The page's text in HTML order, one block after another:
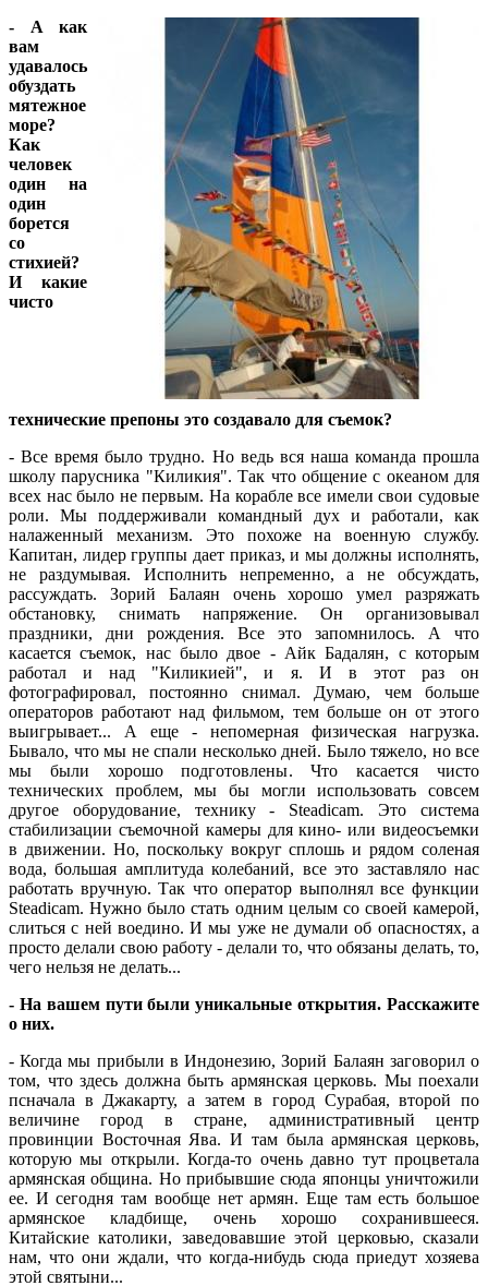
- А как
вам
удавалось
обуздать
мятежное
море?
Как
человек
один на
один
борется
со
стихией?
И какие
чисто
технические препоны это создавало для съемок?
- Все время было трудно. Но ведь вся наша команда прошла
школу парусника "Киликия". Так что общение с океаном для
всех нас было не первым. На корабле все имели свои судовые
роли. Мы поддерживали командный дух и работали, как
налаженный механизм. Это похоже на военную службу.
Капитан, лидер группы дает приказ, и мы должны исполнять,
не раздумывая. Исполнить непременно, а не обсуждать,
рассуждать. Зорий Балаян очень хорошо умел разряжать
обстановку, снимать напряжение. Он организовывал
праздники, дни рождения. Все это запомнилось. А что
касается съемок, нас было двое - Айк Бадалян, с которым
работал и над "Киликией", и я. И в этот раз он
фотографировал, постоянно снимал. Думаю, чем больше
операторов работают над фильмом, тем больше он от этого
выигрывает... А еще - непомерная физическая нагрузка.
Бывало, что мы не спали несколько дней. Было тяжело, но все
мы были хорошо подготовлены. Что касается чисто
технических проблем, мы бы могли использовать совсем
другое оборудование, технику - Steadicam. Это система
стабилизации съемочной камеры для кино- или видеосъемки
в движении. Но, поскольку вокруг сплошь и рядом соленая
вода, большая амплитуда колебаний, все это заставляло нас
работать вручную. Так что оператор выполнял все функции
Steadicam. Нужно было стать одним целым со своей камерой,
слиться с ней воедино. И мы уже не думали об опасностях, а
просто делали свою работу - делали то, что обязаны делать, то,
чего нельзя не делать...
- На вашем пути были уникальные открытия. Расскажите
о них.
- Когда мы прибыли в Индонезию, Зорий Балаян заговорил о
том, что здесь должна быть армянская церковь. Мы поехали
псначала в Джакарту, а затем в город Сурабая, второй по
величине город в стране, административный центр
провинции Восточная Ява. И там была армянская церковь,
которую мы открыли. Когда-то очень давно тут процветала
армянская община. Но прибывшие сюда японцы уничтожили
ее. И сегодня там вообще нет армян. Еще там есть большое
армянское кладбище, очень хорошо сохранившееся.
Китайские католики, заведовавшие этой церковью, сказали
нам, что они ждали, что когда-нибудь сюда приедут хозяева
этой святыни...